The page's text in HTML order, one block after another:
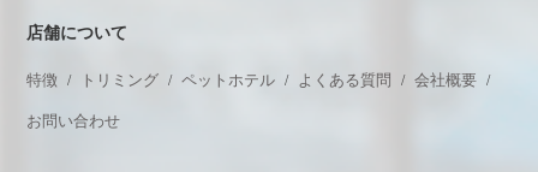
店舗について
特徴 トリミング ペットホテル よくある質問 会社概要
お問い合わせ